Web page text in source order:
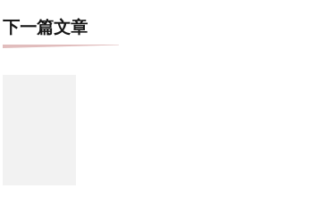
下一篇文章